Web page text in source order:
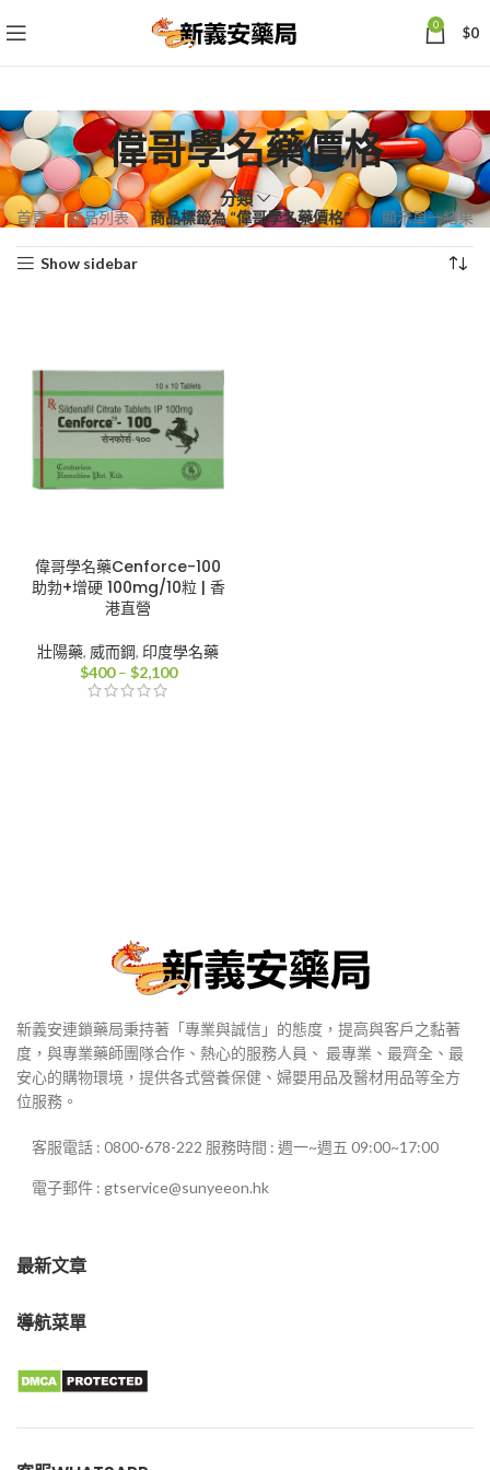
0 $0
偉哥學名藥價格
分類
首頁 商品列表 商品標籤為 “偉哥學名藥價格” 顯示單一結果
Show sidebar
偉哥學名藥Cenforce-100
助勃+增硬 100mg/10粒 | 香
港直營
壯陽藥, 威而鋼, 印度學名藥
$400 – $2,100價
新義安連鎖藥局秉持著「專業與誠信」的態度，提高與客戶之黏著
度，與專業藥師團隊合作、熱心的服務人員、 最專業、最齊全、最
安心的購物環境，提供各式營養保健、婦嬰用品及醫材用品等全方
位服務。
客服電話 : 0800-678-222 服務時間 : 週一~週五 09:00~17:00
電子郵件 : gtservice@sunyeeon.hk
最新文章
導航菜單